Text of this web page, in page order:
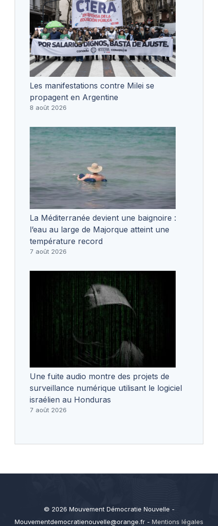
Les manifestations contre Milei se
propagent en Argentine
8 août 2026
La Méditerranée devient une baignoire :
l’eau au large de Majorque atteint une
température record
7 août 2026
Une fuite audio montre des projets de
surveillance numérique utilisant le logiciel
israélien au Honduras
7 août 2026
© 2026 Mouvement Démocratie Nouvelle -
Mouvementdemocratienouvelle@orange.fr - Mentions légales